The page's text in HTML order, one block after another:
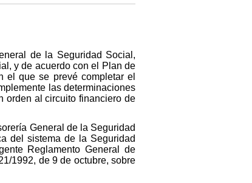
de la Seguridad Social,
y de acuerdo con el Plan de
el que se prevé completar el
las determinaciones
orden al circuito financiero de
General de la Seguridad
del sistema de la Seguridad
Reglamento General de
1992, de 9 de octubre, sobre